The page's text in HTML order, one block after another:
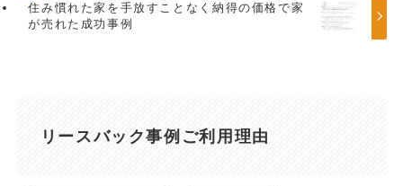
住み慣れた家を手放すことなく納得の価格で家
が売れた成功事例
リースバック事例ご利用理由